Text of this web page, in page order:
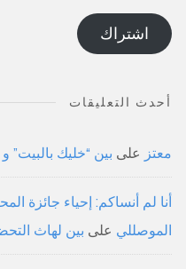
الإلكتروني
اشتراك
أحدث التعليقات
معتز على بين “خليك بالبيت”
الموصللي على بين لهاث